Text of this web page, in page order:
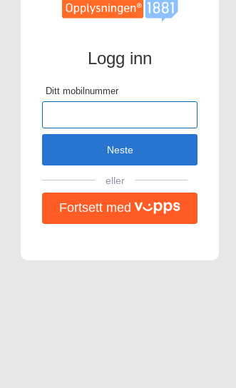
Logg inn
Ditt mobilnummer
Neste
eller
Fortsett med